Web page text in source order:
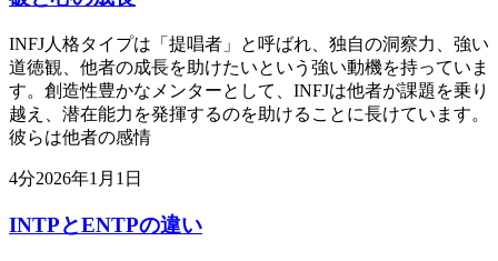
INFJ人格タイプは「提唱者」と呼ばれ、独自の洞察力、強い
道徳観、他者の成長を助けたいという強い動機を持っていま
す。創造性豊かなメンターとして、INFJは他者が課題を乗り
越え、潜在能力を発揮するのを助けることに長けています。
彼らは他者の感情
4分2026年1月1日
INTPとENTPの違い